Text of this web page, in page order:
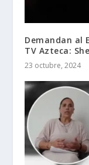
Demandan al
TV Azteca:
23 octubre, 2024